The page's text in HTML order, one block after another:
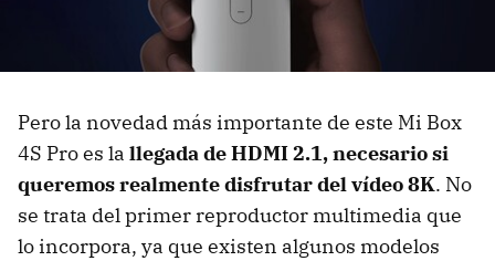
Pero la novedad más importante de este Mi Box
4S Pro es la llegada de HDMI 2.1, necesario si
queremos realmente disfrutar del vídeo 8K. No
se trata del primer reproductor multimedia que
lo incorpora, ya que existen algunos modelos